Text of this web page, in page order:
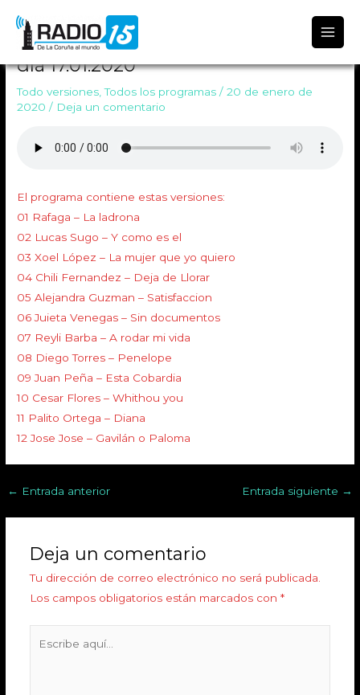
TODO VERSIONES 1139 Emitido el
día 17.01.2020
Todo versiones ,Todos los programas /20 de enero de
2020/ Deja un comentario
El programa contiene estas versiones:
01 Rafaga – La ladrona
02 Lucas Sugo – Y como es el
03 Xoel López – La mujer que yo quiero
04 Chili Fernandez – Deja de Llorar
05 Alejandra Guzman – Satisfaccion
06 Juieta Venegas – Sin documentos
07 Reyli Barba – A rodar mi vida
08 Diego Torres – Penelope
09 Juan Peña – Esta Cobardia
10 Cesar Flores – Whithou you
11 Palito Ortega – Diana
12 Jose Jose – Gavilán o Paloma
← Entrada anterior Entrada siguiente →
Deja un comentario
Tu dirección de correo electrónico no será publicada.
Los campos obligatorios están marcados con *